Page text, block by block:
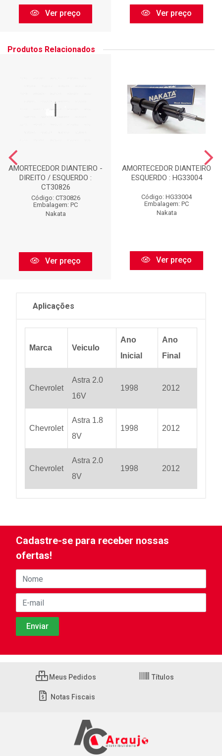
Ver preço Ver preço
Produtos Relacionados
AMORTECEDOR DIANTEIRO -
DIREITO / ESQUERDO :
CT30826
Código: CT30826
Embalagem: PC
Nakata
Ver preço
AMORTECEDOR DIANTEIRO
ESQUERDO : HG33004
Código: HG33004
Embalagem: PC
Nakata
Ver preço
Aplicações
Marca Veiculo
Ano
Inicial
Ano
Final
Chevrolet
Astra 2.0
16V
1998 2012
Chevrolet
Astra 1.8
8V
1998 2012
Chevrolet
Astra 2.0
8V
1998 2012
Cadastre-se para receber nossas
ofertas!
Meus Pedidos Títulos
Notas Fiscais